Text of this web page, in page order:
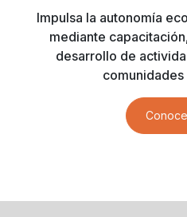
Impulsa la autonomía
mediante
desarrollo de